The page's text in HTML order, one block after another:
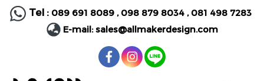
Tel : 089 691 8089, 098 879 8034 , 081 498 7283
E-mail:sales@allmakerdesign.com